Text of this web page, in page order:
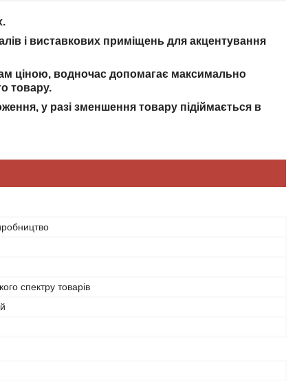
і виставкових приміщень для акцентування
ціною, водночас допомагає максимально
товару.
у разі зменшення товару підіймається в
спектру товарів